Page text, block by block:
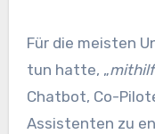
Für die meisten
tun hatte, „
Chatbot, Co-
Assistenten zu